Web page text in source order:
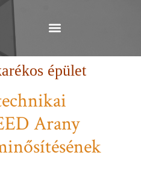
épület
Arany